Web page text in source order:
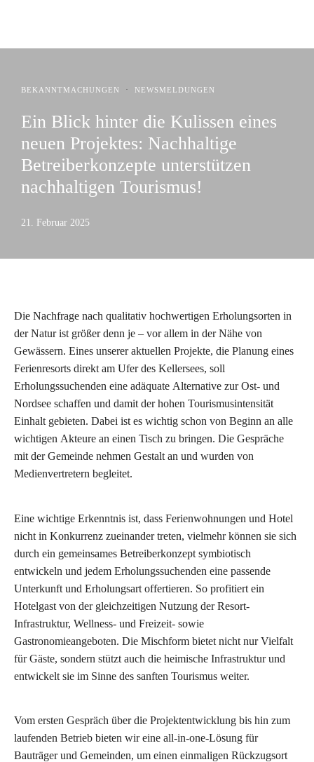
BEKANNTMACHUNGEN · NEWSMELDUNGEN
Ein Blick hinter die Kulissen eines
neuen Projektes: Nachhaltige
Betreiberkonzepte unterstützen
nachhaltigen Tourismus!
21. Februar 2025
Die Nachfrage nach qualitativ hochwertigen Erholungsorten in
der Natur ist größer denn je – vor allem in der Nähe von
Gewässern. Eines unserer aktuellen Projekte, die Planung eines
Ferienresorts direkt am Ufer des Kellersees, soll
Erholungssuchenden eine adäquate Alternative zur Ost- und
Nordsee schaffen und damit der hohen Tourismusintensität
Einhalt gebieten. Dabei ist es wichtig schon von Beginn an alle
wichtigen Akteure an einen Tisch zu bringen. Die Gespräche
mit der Gemeinde nehmen Gestalt an und wurden von
Medienvertretern begleitet.
Eine wichtige Erkenntnis ist, dass Ferienwohnungen und Hotel
nicht in Konkurrenz zueinander treten, vielmehr können sie sich
durch ein gemeinsames Betreiberkonzept symbiotisch
entwickeln und jedem Erholungssuchenden eine passende
Unterkunft und Erholungsart offertieren. So profitiert ein
Hotelgast von der gleichzeitigen Nutzung der Resort-
Infrastruktur, Wellness- und Freizeit- sowie
Gastronomieangeboten. Die Mischform bietet nicht nur Vielfalt
für Gäste, sondern stützt auch die heimische Infrastruktur und
entwickelt sie im Sinne des sanften Tourismus weiter.
Vom ersten Gespräch über die Projektentwicklung bis hin zum
laufenden Betrieb bieten wir eine all-in-one-Lösung für
Bauträger und Gemeinden, um einen einmaligen Rückzugsort